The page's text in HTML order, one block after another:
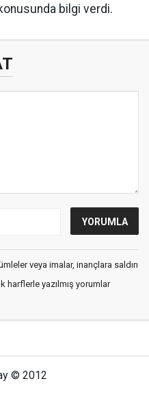
bilgi verdi.
veya imalar, inançlara saldırı
harflerle yazılmış yorumlar
© 2012